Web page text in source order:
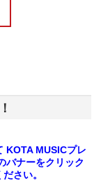
KOTA MUSICプレ
バナーをクリック
さい。